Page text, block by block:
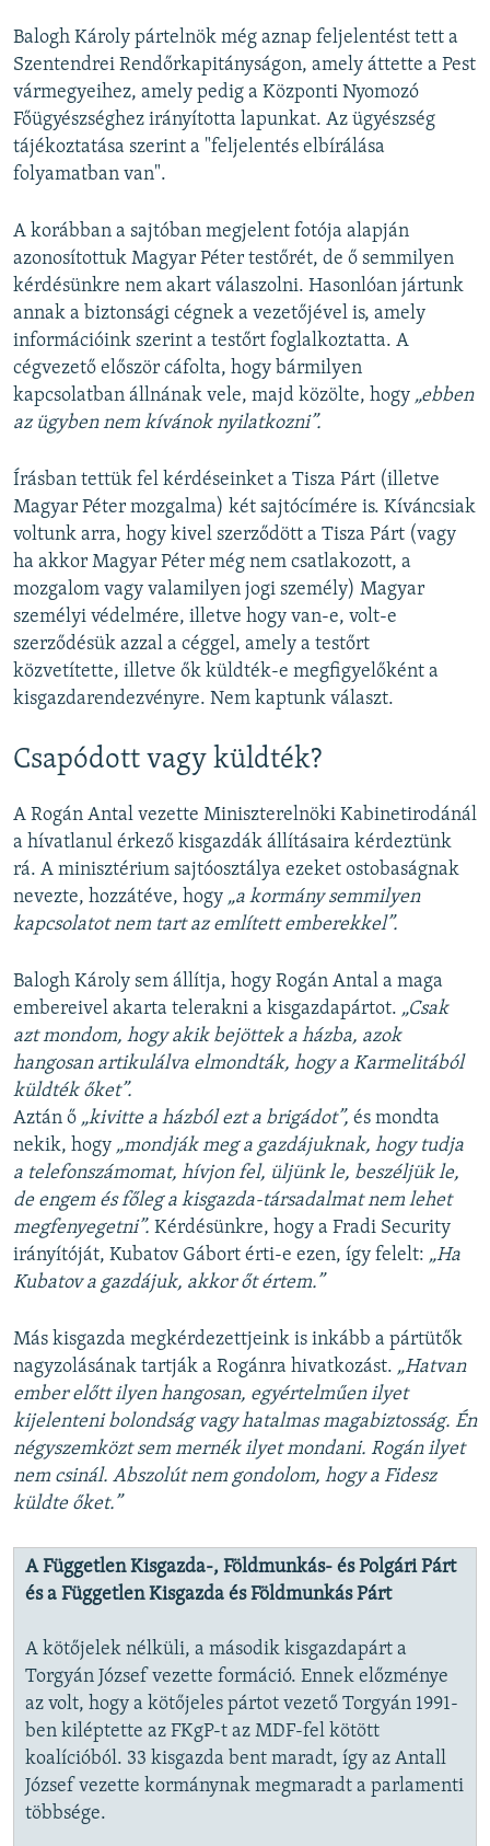
Balogh Károly pártelnök még aznap feljelentést tett a
Szentendrei Rendőrkapitányságon, amely áttette a Pest
vármegyeihez, amely pedig a Központi Nyomozó
Főügyészséghez irányította lapunkat. Az ügyészség
tájékoztatása szerint a "feljelentés elbírálása
folyamatban van".
A korábban a sajtóban megjelent fotója alapján
azonosítottuk Magyar Péter testőrét, de ő semmilyen
kérdésünkre nem akart válaszolni. Hasonlóan jártunk
annak a biztonsági cégnek a vezetőjével is, amely
információink szerint a testőrt foglalkoztatta. A
cégvezető először cáfolta, hogy bármilyen
kapcsolatban állnának vele, majd közölte, hogy „ebben
az ügyben nem kívánok nyilatkozni”.
Írásban tettük fel kérdéseinket a Tisza Párt (illetve
Magyar Péter mozgalma) két sajtócímére is. Kíváncsiak
voltunk arra, hogy kivel szerződött a Tisza Párt (vagy
ha akkor Magyar Péter még nem csatlakozott, a
mozgalom vagy valamilyen jogi személy) Magyar
személyi védelmére, illetve hogy van-e, volt-e
szerződésük azzal a céggel, amely a testőrt
közvetítette, illetve ők küldték-e megfigyelőként a
kisgazdarendezvényre. Nem kaptunk választ.
Csapódott vagy küldték?
A Rogán Antal vezette Miniszterelnöki Kabinetirodánál
a hívatlanul érkező kisgazdák állításaira kérdeztünk
rá. A minisztérium sajtóosztálya ezeket ostobaságnak
nevezte, hozzátéve, hogy „a kormány semmilyen
kapcsolatot nem tart az említett emberekkel”.
Balogh Károly sem állítja, hogy Rogán Antal a maga
embereivel akarta telerakni a kisgazdapártot. „Csak
azt mondom, hogy akik bejöttek a házba, azok
hangosan artikulálva elmondták, hogy a Karmelitából
küldték őket”.
Aztán ő „kivitte a házból ezt a brigádot”, és mondta
nekik, hogy „mondják meg a gazdájuknak, hogy tudja
a telefonszámomat, hívjon fel, üljünk le, beszéljük le,
de engem és főleg a kisgazda-társadalmat nem lehet
megfenyegetni”. Kérdésünkre, hogy a Fradi Security
irányítóját, Kubatov Gábort érti-e ezen, így felelt: „Ha
Kubatov a gazdájuk, akkor őt értem.”
Más kisgazda megkérdezettjeink is inkább a pártütők
nagyzolásának tartják a Rogánra hivatkozást. „Hatvan
ember előtt ilyen hangosan, egyértelműen ilyet
kijelenteni bolondság vagy hatalmas magabiztosság. Én
négyszemközt sem mernék ilyet mondani. Rogán ilyet
nem csinál. Abszolút nem gondolom, hogy a Fidesz
küldte őket.”
A Független Kisgazda-, Földmunkás- és Polgári Párt
és a Független Kisgazda és Földmunkás Párt
A kötőjelek nélküli, a második kisgazdapárt a
Torgyán József vezette formáció. Ennek előzménye
az volt, hogy a kötőjeles pártot vezető Torgyán 1991-
ben kiléptette az FKgP-t az MDF-fel kötött
koalícióból. 33 kisgazda bent maradt, így az Antall
József vezette kormánynak megmaradt a parlamenti
többsége.